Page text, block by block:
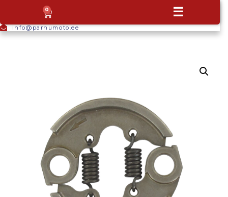
info@parnumoto.ee
0 ☰